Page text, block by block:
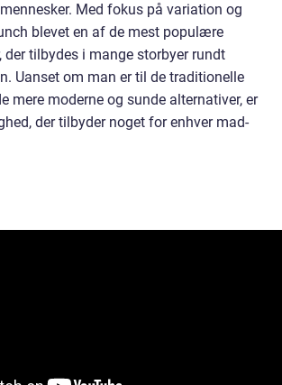
Med fokus på variation og
blevet en af de mest populære
der tilbydes i mange storbyer rundt
Uanset om man er til de traditionelle
mere moderne og sunde alternativer, er
der tilbyder noget for enhver mad-